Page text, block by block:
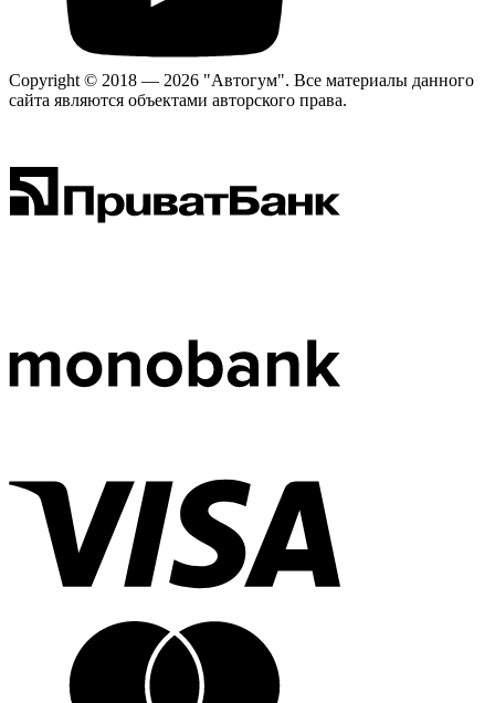
Copyright © 2018 — 2026 "Автогум". Все материалы данного
сайта являются объектами авторского права.